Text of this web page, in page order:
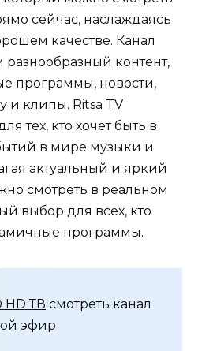
сейчас, наслаждаясь
качестве. Канал
разнообразный контент,
программы, новости,
и клипы. Ritsa TV
тех, кто хочет быть в
в мире музыки и
актуальный и яркий
смотреть в реальном
выбор для всех, кто
программы.
HD ТВ смотреть канал
эфир